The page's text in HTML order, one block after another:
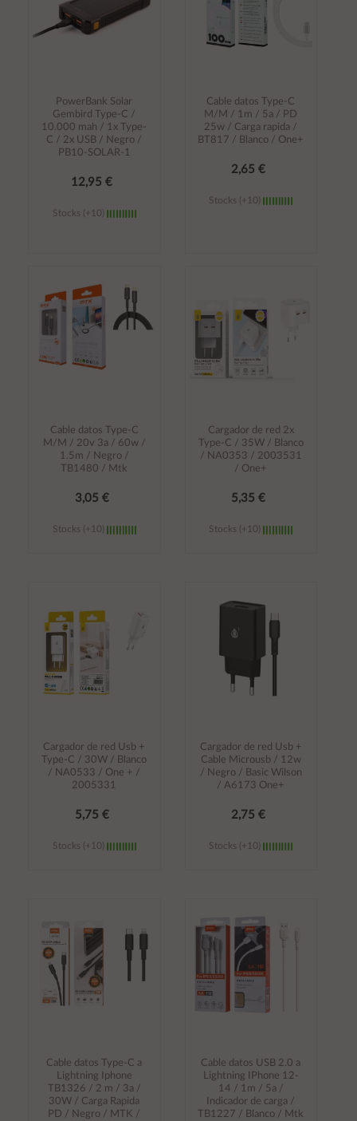
PowerBank Solar
Gembird Type-C /
10.000 mah / 1x Type-
C / 2x USB / Negro /
PB10-SOLAR-1
12,95 €
Stocks (+10)
carrito
Cable datos Type-C
M/M / 1m / 5a / PD
25w / Carga rapida /
BT817 / Blanco / One+
2,65 €
Stocks (+10)
Cable datos Type-C
M/M / 20v 3a / 60w /
1.5m / Negro /
TB1480 / Mtk
3,05 €
Stocks (+10)
carrito
Cargador de red 2x
Type-C / 35W / Blanco
/ NA0353 / 2003531
/ One+
5,35 €
Stocks (+10)
carrito
Cargador de red Usb +
Type-C / 30W / Blanco
/ NA0533 / One + /
2005331
5,75 €
Stocks (+10)
Cargador de red Usb +
Cable Microusb / 12w
/ Negro / Basic Wilson
/ A6173 One+
2,75 €
Stocks (+10)
carrito
Cable datos Type-C a
Lightning Iphone
TB1326 / 2 m / 3a /
30W / Carga Rapida
PD / Negro / MTK /
Cable datos USB 2.0 a
Lightning IPhone 12-
14 / 1m / 5a /
Indicador de carga /
TB1227 / Blanco / Mtk